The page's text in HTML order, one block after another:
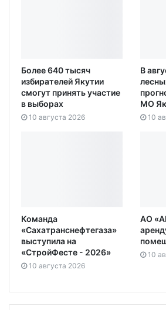
Более 640 тысяч
избирателей Якутии
смогут принять участие
в выборах
10 августа 2026
В
МО
10
Команда
«Сахатранснефтегаза»
выступила на
«СтройФесте - 2026»
10 августа 2026
АО
10